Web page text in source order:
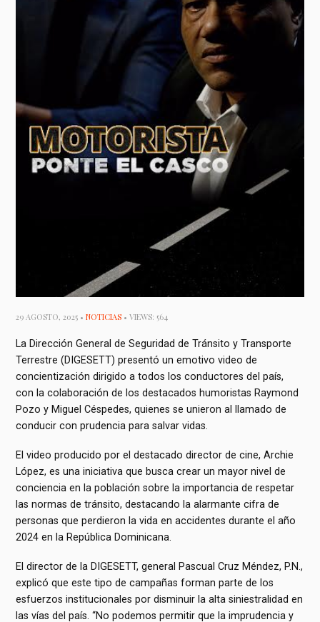
29 AGOSTO, 2025 •NOTICIAS • VIEWS: 564
La Dirección General de Seguridad de Tránsito y Transporte
Terrestre (DIGESETT) presentó un emotivo video de
concientización dirigido a todos los conductores del país,
con la colaboración de los destacados humoristas Raymond
Pozo y Miguel Céspedes, quienes se unieron al llamado de
conducir con prudencia para salvar vidas.
El video producido por el destacado director de cine, Archie
López, es una iniciativa que busca crear un mayor nivel de
conciencia en la población sobre la importancia de respetar
las normas de tránsito, destacando la alarmante cifra de
personas que perdieron la vida en accidentes durante el año
2024 en la República Dominicana.
El director de la DIGESETT, general Pascual Cruz Méndez, P.N.,
explicó que este tipo de campañas forman parte de los
esfuerzos institucionales por disminuir la alta siniestralidad en
las vías del país. “No podemos permitir que la imprudencia y